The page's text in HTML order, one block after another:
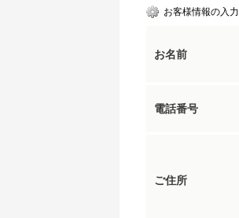
お客様情報の入力
お名前
電話番号
ご住所